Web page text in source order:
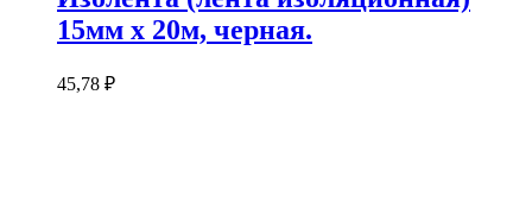
15мм х 20м, черная.
45,78 ₽